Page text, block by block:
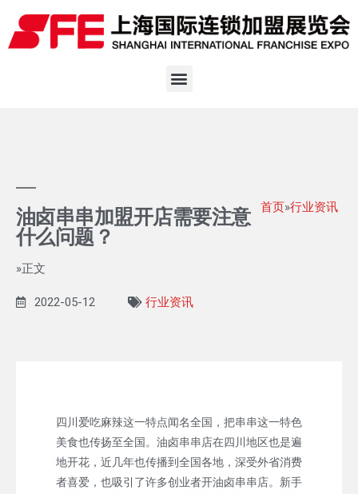
油卤串串加盟开店需要注意
什么问题？
首页»行业资讯
»正文
2022-05-12 行业资讯
四川爱吃麻辣这一特点闻名全国，把串串这一特色
美食也传扬至全国。油卤串串店在四川地区也是遍
地开花，近几年也传播到全国各地，深受外省消费
者喜爱，也吸引了许多创业者开油卤串串店。新手